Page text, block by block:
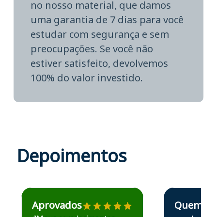
no nosso material, que damos
uma garantia de 7 dias para você
estudar com segurança e sem
preocupações. Se você não
estiver satisfeito, devolvemos
100% do valor investido.
Depoimentos
Estudante José recomenda o Aprova Concursos em
Aprovados
Estudante Elais
Quem